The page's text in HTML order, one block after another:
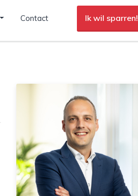
Contact Ik wil sparren!